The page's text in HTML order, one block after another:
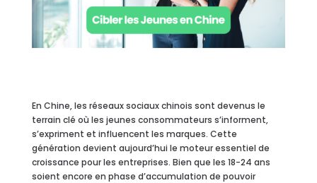
En Chine, les réseaux sociaux chinois sont devenus le
terrain clé où les jeunes consommateurs s’informent,
s’expriment et influencent les marques. Cette
génération devient aujourd’hui le moteur essentiel de
croissance pour les entreprises. Bien que les 18-24 ans
soient encore en phase d’accumulation de pouvoir